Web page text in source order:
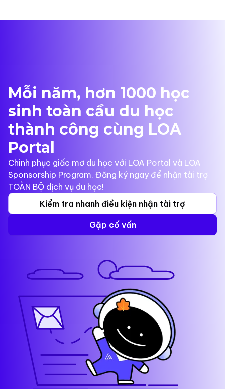
Mỗi năm, hơn 1000 học
sinh toàn cầu du học
thành công cùng LOA
Portal
Chinh phục giấc mơ du học với LOA Portal và LOA
Sponsorship Program. Đăng ký ngay để nhận tài trợ
TOÀN BỘ dịch vụ du học!
Kiểm tra nhanh điều kiện nhận tài trợ
Gặp cố vấn